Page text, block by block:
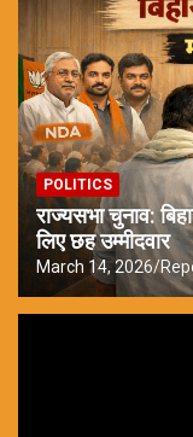
POLITICS
राज्यसभा चुनाव:
लिए छह उम्मीदवार
March 14, 2026